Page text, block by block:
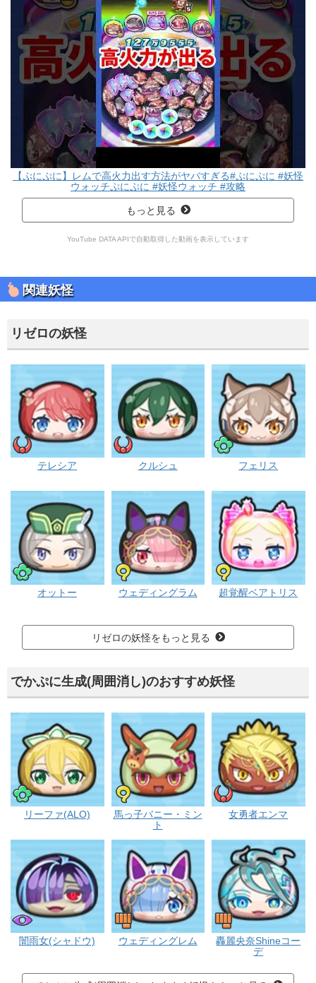
【ぷにぷに】レムで高火力出す方法がヤバすぎる#ぷにぷに #妖怪
ウォッチぷにぷに #妖怪ウォッチ #攻略
もっと見る
YouTube DATA APIで自動取得した動画を表示しています
関連妖怪
リゼロの妖怪
イサマシ
テレシア クルシュ
ポカポカ
フェリス
ポカポカ
オットー
フシギ
ウェディングラム
フシギ
超覚醒ベアトリス
リゼロの妖怪をもっと見る
でかぷに生成(周囲消し)のおすすめ妖怪
ポカポカ
リーファ(ALO)
フシギ
馬っ子バニー・ミン
ト
イサマシ
女勇者エンマ
闇雨女(シャドウ)
ゴーケツ
ウェディングレム
ゴーケツ
轟麗央奈Shineコー
デ